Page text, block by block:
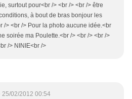
surtout pour<br /> <br /> <br /> être
à bout de bras bonjour les
/> <br /> Pour la photo aucune idée.<br
soirée ma Poulette.<br /> <br /> <br />
/> NINIE<br />
25/02/2012 00:54